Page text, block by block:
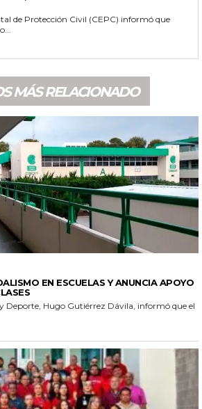
de Protección Civil (CEPC) informó que
MÁS RELACIONADO
EN ESCUELAS Y ANUNCIA APOYO
Deporte, Hugo Gutiérrez Dávila, informó que el